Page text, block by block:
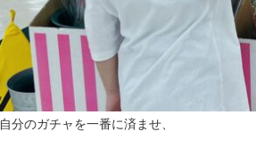
自分のガチャを一番に済ませ、